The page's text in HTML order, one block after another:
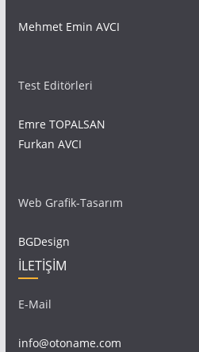
Mehmet Emin AVCI
Test Editörleri
Emre TOPALSAN
Furkan AVCI
Web Grafik-Tasarım
BGDesign
İLETİŞİM
E-Mail
info@otoname.com